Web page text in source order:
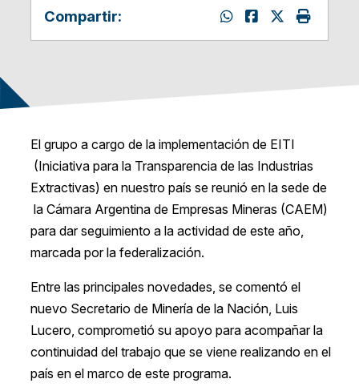
Compartir:
El grupo a cargo de la implementación de EITI
(Iniciativa para la Transparencia de las Industrias
Extractivas) en nuestro país se reunió en la sede de
la Cámara Argentina de Empresas Mineras (CAEM)
para dar seguimiento a la actividad de este año,
marcada por la federalización.
Entre las principales novedades, se comentó el
nuevo Secretario de Minería de la Nación, Luis
Lucero, comprometió su apoyo para acompañar la
continuidad del trabajo que se viene realizando en el
país en el marco de este programa.